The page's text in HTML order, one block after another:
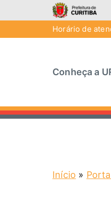
Horário de
Conheça a
Início »